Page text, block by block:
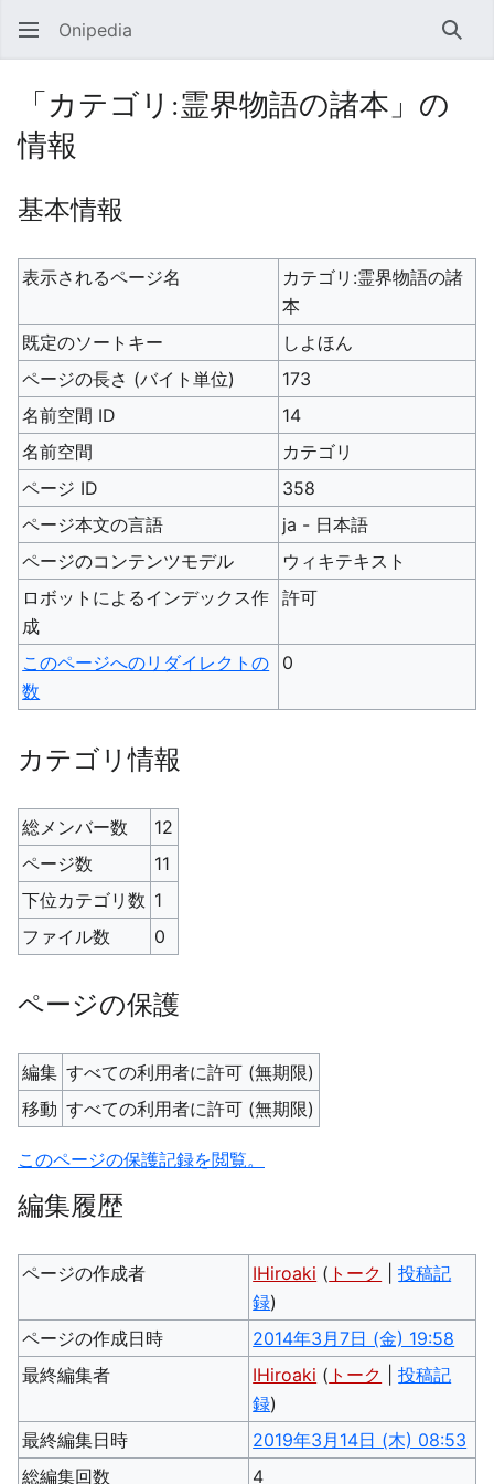
Onipedia 検索
「カテゴリ:霊界物語の諸本」の
情報
基本情報
表示されるページ名
カテゴリ:霊界物語の諸
本
既定のソートキー
しよほん
ページの長さ (バイト単位)
173
名前空間 ID
14
名前空間
カテゴリ
ページ ID
358
ページ本文の言語
ja - 日本語
ページのコンテンツモデル
ウィキテキスト
ロボットによるインデックス作
成
許可
このページへのリダイレクトの
数
0
カテゴリ情報
総メンバー数
12
ページ数
11
下位カテゴリ数 1
ファイル数
0
ページの保護
編集 すべての利用者に許可 (無期限)
移動 すべての利用者に許可 (無期限)
このページの保護記録を閲覧。
編集履歴
ページの作成者 IHiroaki ( トーク |投稿記
録)
ページの作成日時
2014年3月7日 (金) 19:58
最終編集者
IHiroaki ( トーク |投稿記
録)
最終編集日時
2019年3月14日 (木) 08:53
総編集回数
4